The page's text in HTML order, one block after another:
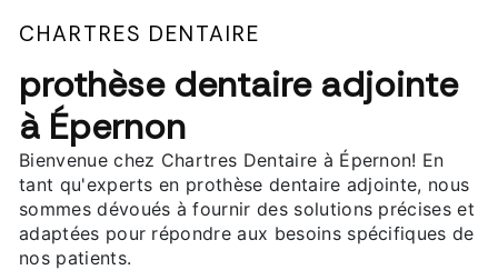
CHARTRES DENTAIRE
prothèse dentaire adjointe
à Épernon
Bienvenue chez Chartres Dentaire à Épernon! En
tant qu'experts en prothèse dentaire adjointe, nous
sommes dévoués à fournir des solutions précises et
adaptées pour répondre aux besoins spécifiques de
nos patients.